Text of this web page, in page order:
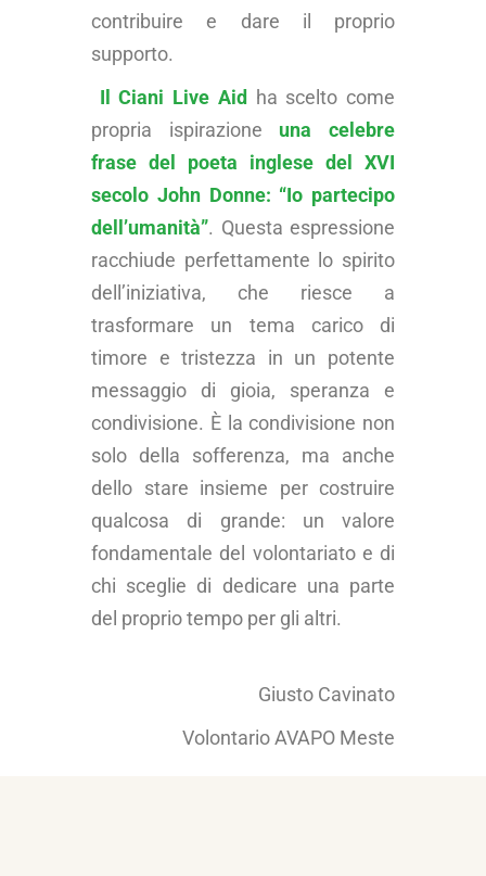
contribuire e dare il proprio
supporto.
Il Ciani Live Aid
ha scelto come
propria ispirazione una celebre
frase del poeta inglese del XVI
secolo John Donne: “Io partecipo
dell’umanità”. Questa espressione
racchiude perfettamente lo spirito
dell’iniziativa, che riesce a
trasformare un tema carico di
timore e tristezza in un potente
messaggio di gioia, speranza e
condivisione. È la condivisione non
solo della sofferenza, ma anche
dello stare insieme per costruire
qualcosa di grande: un valore
fondamentale del volontariato e di
chi sceglie di dedicare una parte
del proprio tempo per gli altri.
Giusto Cavinato
Volontario AVAPO Meste